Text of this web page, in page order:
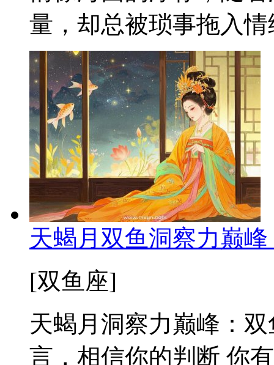
量，却总被琐事拖入
天蝎月双鱼洞察力巅
[双鱼座]
天蝎月洞察力巅峰：
言，相信你的判断 你